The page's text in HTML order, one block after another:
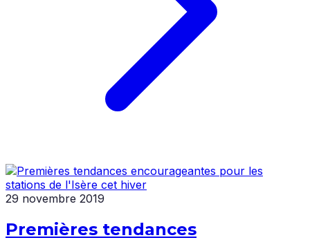
29 novembre 2019
Premières tendances